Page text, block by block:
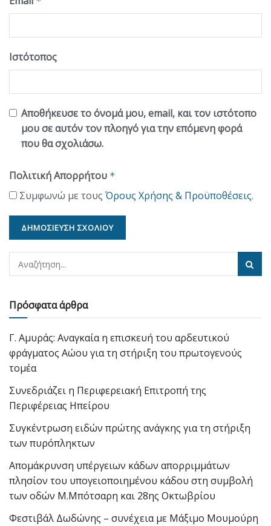
Ιστότοπος
Αποθήκευσε το όνομά μου, email, και τον ιστότοπο
μου σε αυτόν τον πλοηγό για την επόμενη φορά
που θα σχολιάσω.
Πολιτική Απορρήτου *
Συμφωνώ με τους Όρους Χρήσης & Προϋποθέσεις.
Πρόσφατα άρθρα
Γ. Αμυράς: Αναγκαία η επισκευή του αρδευτικού
φράγματος Αώου για τη στήριξη του πρωτογενούς
τομέα
Συνεδριάζει η Περιφερειακή Επιτροπή της
Περιφέρειας Ηπείρου
Συγκέντρωση ειδών πρώτης ανάγκης για τη στήριξη
των πυρόπληκτων
Απομάκρυνση υπέργειων κάδων απορριμμάτων
πλησίον του υπογειοποιημένου κάδου στη συμβολή
των οδών Μ.Μπότσαρη και 28ης Οκτωβρίου
Φεστιβάλ Δωδώνης – συνέχεια με Μάξιμο Μουμούρη